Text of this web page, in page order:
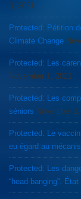
3, 2021
Protected: Pétition
Climate Change
Protected: Les
November 1, 2021
Protected: Les
séniors November
Protected: Le
eu égard au
Protected: Les
“head-banging”.